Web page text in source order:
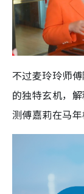
不过麦玲玲师
的独特玄机，
测傅嘉莉在马